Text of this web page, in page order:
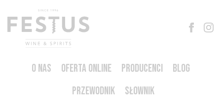
O NAS OFERTA ONLINE PRODUCENCI
BLOG
PRZEWODNIK
SŁOWNIK